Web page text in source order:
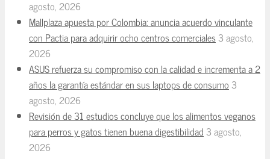
agosto, 2026
Mallplaza apuesta por Colombia: anuncia acuerdo vinculante
con Pactia para adquirir ocho centros comerciales3 agosto,
2026
ASUS refuerza su compromiso con la calidad e incrementa a 2
años la garantía estándar en sus laptops de consumo 3
agosto, 2026
Revisión de 31 estudios concluye que los alimentos veganos
para perros y gatos tienen buena digestibilidad 3 agosto,
2026